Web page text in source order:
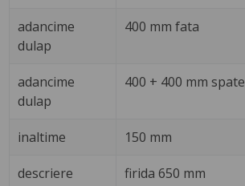
adancime
dulap
400 mm fata
adancime
dulap
400 + 400 mm spate
inaltime 150 mm
descriere
firida 650 mm